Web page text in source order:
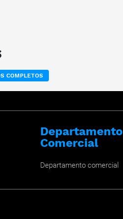
COMPLETOS
Departamento
Comercial
Departamento comercial